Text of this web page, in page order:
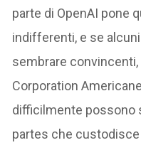
parte di OpenAI pone
indifferenti, e se
sembrare
Corporation
difficilmente possono
partes che custodisce